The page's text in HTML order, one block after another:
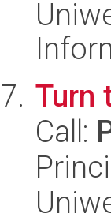
Turn
Call: